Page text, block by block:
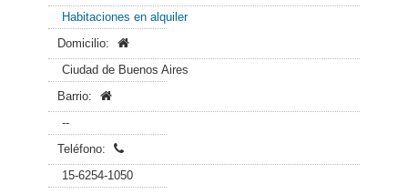
Habitaciones en alquiler
Domicilio:
Ciudad de Buenos Aires
Barrio:
--
Teléfono:
15-6254-1050